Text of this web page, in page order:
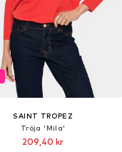
SAINT TROPEZ
Tröja 'Mila'
209,40 kr